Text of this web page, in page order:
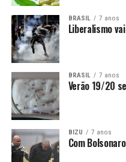
BRASIL 7 anos
Liberalismo
BRASIL 7 anos
Verão 19/20
BIZU 7 anos
Com